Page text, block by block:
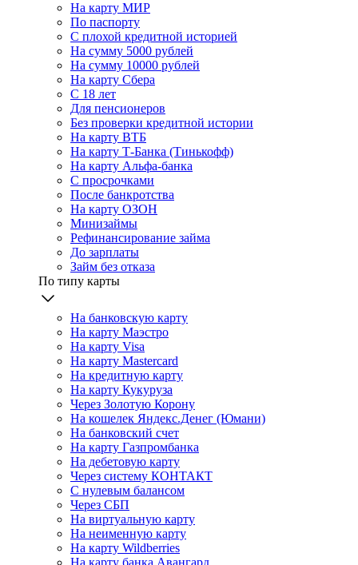
На карту МИР
По паспорту
С плохой кредитной историей
На сумму 5000 рублей
На сумму 10000 рублей
На карту Сбера
С 18 лет
Для пенсионеров
Без проверки кредитной истории
На карту ВТБ
На карту Т-Банка (Тинькофф)
На карту Альфа-банка
С просрочками
После банкротства
На карту ОЗОН
Минизаймы
Рефинансирование займа
До зарплаты
Займ без отказа
По типу карты
На банковскую карту
На карту Маэстро
На карту Visa
На карту Mastercard
На кредитную карту
На карту Кукуруза
Через Золотую Корону
На кошелек Яндекс.Денег (Юмани)
На банковский счет
На карту Газпромбанка
На дебетовую карту
Через систему КОНТАКТ
С нулевым балансом
Через СБП
На виртуальную карту
На неименную карту
На карту Wildberries
На карту банка Авангард